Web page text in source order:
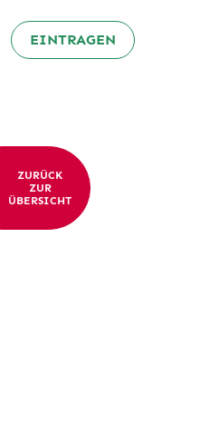
EINTRAGEN
ZURÜCK
ZUR
ÜBERSICHT